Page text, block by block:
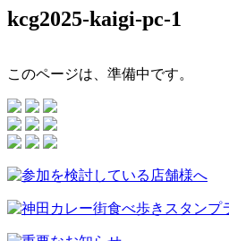
kcg2025-kaigi-pc-1
このページは、準備中です。